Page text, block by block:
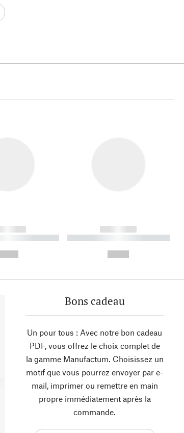
----------
------------
----------- ----------- ----------
Bons cadeau
Un pour tous : Avec notre bon cadeau
PDF, vous offrez le choix complet de
la gamme Manufactum. Choisissez un
motif que vous pourrez envoyer par e-
mail, imprimer ou remettre en main
propre immédiatement après la
commande.